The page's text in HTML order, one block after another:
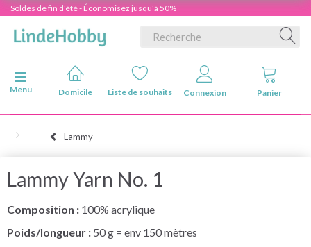
Soldes de fin d'été - Économisez jusqu'à 50%
Basculer la navigation
Menu
Domicile Liste de souhaits Connexion Panier
Lammy
Lammy Yarn No. 1
Composition : 100% acrylique
Poids/longueur : 50 g = env 150 mètres